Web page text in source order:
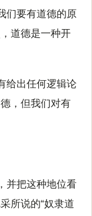
们要有道德的原
道德是一种开
给出任何逻辑论
，但我们对有
并把这种地位看
所说的“奴隶道